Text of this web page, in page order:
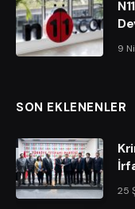
9
SON EKLENENLER
25